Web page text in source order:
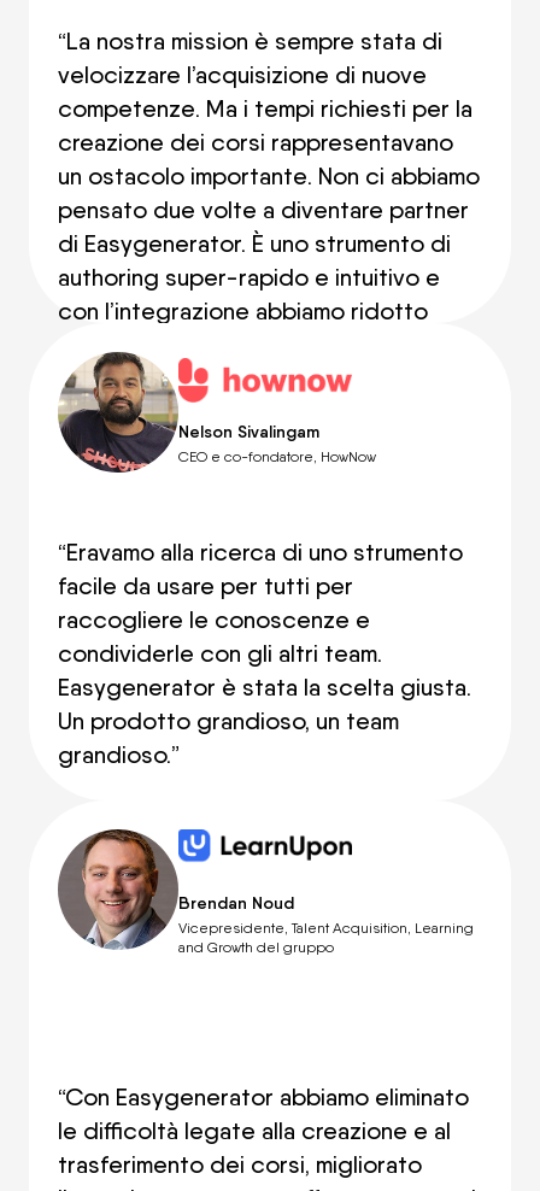
“La nostra mission è sempre stata di
velocizzare l’acquisizione di nuove
competenze. Ma i tempi richiesti per la
creazione dei corsi rappresentavano
un ostacolo importante. Non ci abbiamo
pensato due volte a diventare partner
di Easygenerator. È uno strumento di
authoring super-rapido e intuitivo e
con l’integrazione abbiamo ridotto
enormemente i tempi di creazione.”
Nelson Sivalingam
CEO e co-fondatore, HowNow
“Eravamo alla ricerca di uno strumento
facile da usare per tutti per
raccogliere le conoscenze e
condividerle con gli altri team.
Easygenerator è stata la scelta giusta.
Un prodotto grandioso, un team
grandioso.”
Brendan Noud
Vicepresidente, Talent Acquisition, Learning
and Growth del gruppo
“Con Easygenerator abbiamo eliminato
le difficoltà legate alla creazione e al
trasferimento dei corsi, migliorato